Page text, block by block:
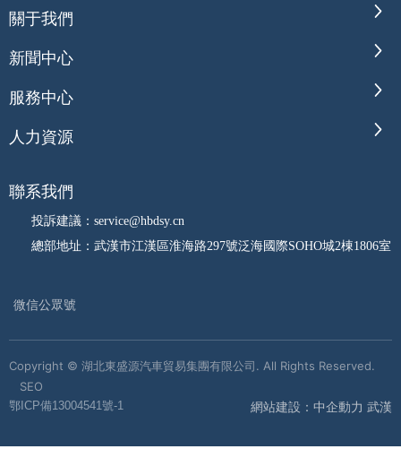
關于我們
新聞中心
服務中心
人力資源
聯系我們
投訴建議：service@hbdsy.cn
總部地址：武漢市江漢區淮海路297號泛海國際SOHO城2棟1806室
微信公眾號
Copyright © 湖北東盛源汽車貿易集團有限公司. All Rights Reserved.
SEO
鄂ICP備13004541號-1 網站建設：中企動力 武漢